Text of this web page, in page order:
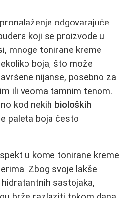
odgovarajuće
koji se proizvode u
mnoge tonirane kreme
boja, što može
nijanse, posebno za
ili veoma tamnim tenom.
kod nekih bioloških
paleta boja često
u kome tonirane kreme
Zbog svoje lakše
sastojaka,